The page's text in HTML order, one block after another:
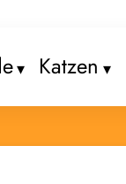
Katzen